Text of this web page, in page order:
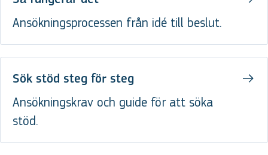
Ansökningsprocessen från idé till beslut.
Sök stöd steg för steg
Ansökningskrav och guide för att söka
stöd.